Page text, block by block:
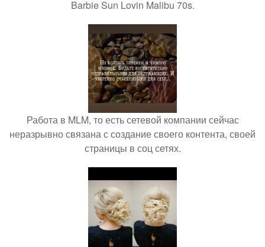
Barbie Sun Lovin Malibu 70s.
Работа в MLM, то есть сетевой компании сейчас
неразрывно связана с создание своего контента, своей
страницы в соц сетях.